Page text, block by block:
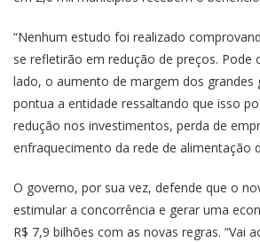
“Nenhum estudo foi realizado
se refletirão em redução de preços. Pode
lado, o aumento de margem dos grandes
pontua a entidade ressaltando que isso
redução nos investimentos, perda de
enfraquecimento da rede de alimentação
O governo, por sua vez, defende que o
estimular a concorrência e gerar uma
R$ 7,9 bilhões com as novas regras. “Vai